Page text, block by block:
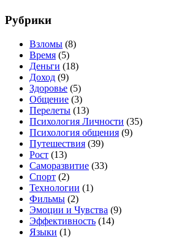
Рубрики
Взломы (8)
Время (5)
Деньги (18)
Доход (9)
Здоровье (5)
Общение (3)
Перелеты (13)
Психология Личности (35)
Психология общения (9)
Путешествия (39)
Рост (13)
Саморазвитие (33)
Спорт (2)
Технологии (1)
Фильмы (2)
Эмоции и Чувства (9)
Эффективность (14)
Языки (1)